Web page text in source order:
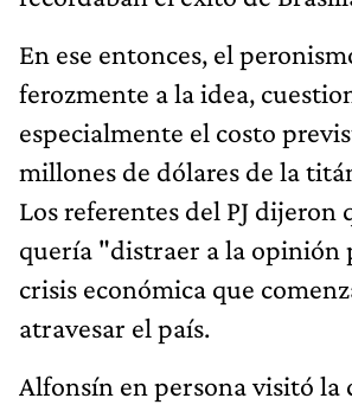
En ese entonces, el
ferozmente a la idea,
especialmente el costo
millones de dólares de la
Los referentes del PJ dijeron
quería "distraer a la opinión
crisis económica que
atravesar el país.
Alfonsín en persona visitó la